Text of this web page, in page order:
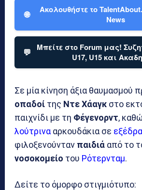
🌐
Ακολουθήστε το
News
💬
Μπείτε στο Forum μας!
U17, U15 και
Σε μία κίνηση άξια θαυμασμού
οπαδοί της Ντε Χάαγκ στο
παιχνίδι με τη Φέγενορντ,
λούτρινα αρκουδάκια σε εξέδρα
φιλοξενούνταν παιδιά από το
νοσοκομείο του Ρότερνταμ.
Δείτε το όμορφο στιγμιότυπο: